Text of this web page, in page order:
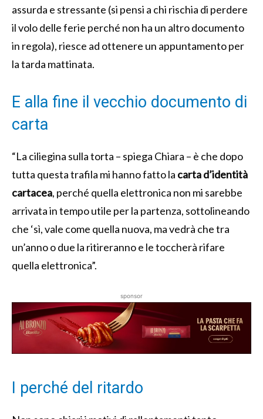
assurda e stressante (si pensi a chi rischia di perdere
il volo delle ferie perché non ha un altro documento
in regola), riesce ad ottenere un appuntamento per
la tarda mattinata.
E alla fine il vecchio documento di
carta
“La ciliegina sulla torta – spiega Chiara – è che dopo
tutta questa trafila mi hanno fatto la carta d’identità
cartacea, perché quella elettronica non mi sarebbe
arrivata in tempo utile per la partenza, sottolineando
che ‘sì, vale come quella nuova, ma vedrà che tra
un’anno o due la ritireranno e le toccherà rifare
quella elettronica”.
sponsor
I perché del ritardo